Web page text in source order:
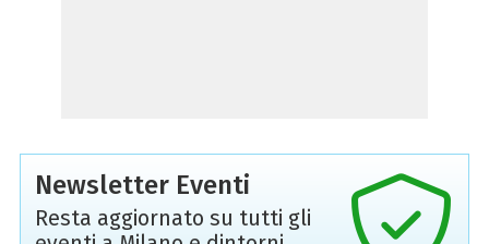
Newsletter Eventi
Resta aggiornato su tutti gli